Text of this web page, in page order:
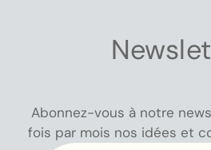
Abonnez-vous à notre
fois par mois nos idées et